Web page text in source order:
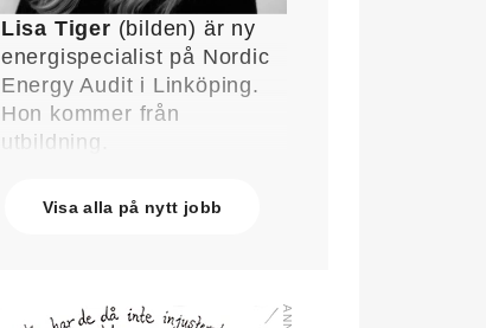
Lisa Tiger (bilden) är ny
energispecialist på Nordic
Energy Audit i Linköping.
Hon kommer från
utbildning.
affärschef för Service på
kommer från en liknande
Visa alla på nytt jobb